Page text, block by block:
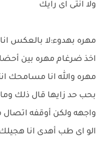
ولا انتى اى رايك
مهره بهدوء:لا بالعكس
اخذ ضرغام مهره بين
مهره والله انا مسامحك
بحب حد زايها قال ذلك
واجهه ولكن أوقفه اتصال
الو اى طب أهدى انا